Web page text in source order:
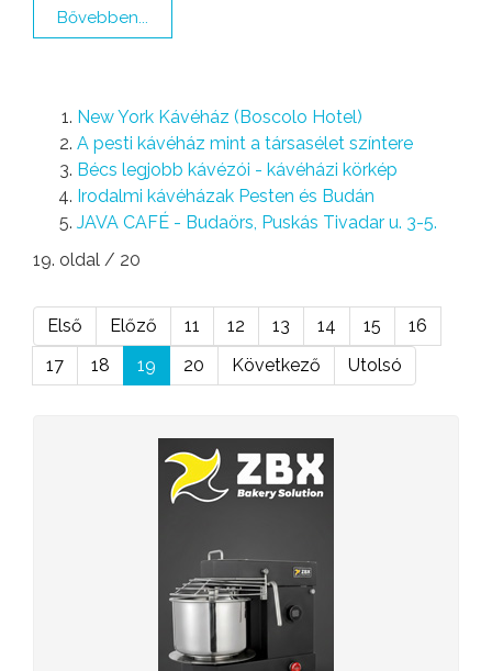
Bővebben...
New York Kávéház (Boscolo Hotel)
A pesti kávéház mint a társasélet színtere
Bécs legjobb kávézói - kávéházi körkép
Irodalmi kávéházak Pesten és Budán
JAVA CAFÉ - Budaörs, Puskás Tivadar u. 3-5.
19. oldal / 20
Első Előző 11 12 13 14 15
16
17
18 19 20 Következő Utolsó